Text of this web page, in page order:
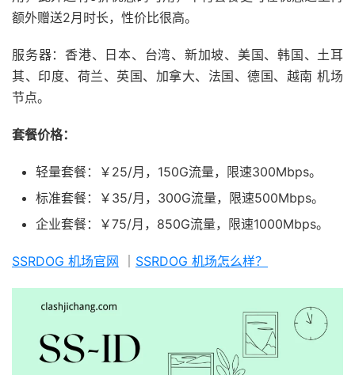
额外赠送2月时长，性价比很高。
服务器：香港、日本、台湾、新加坡、美国、韩国、土耳
其、印度、荷兰、英国、加拿大、法国、德国、越南 机场
节点。
套餐价格：
轻量套餐：￥25/月，150G流量，限速300Mbps。
标准套餐：￥35/月，300G流量，限速500Mbps。
企业套餐：￥75/月，850G流量，限速1000Mbps。
SSRDOG 机场官网 SSRDOG 机场怎么样？